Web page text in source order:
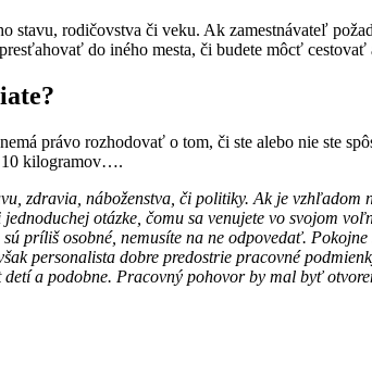
stavu, rodičovstva či veku. Ak zamestnávateľ
do iného mesta, či budete môcť
právo rozhodovať o tom, či ste alebo nie ste
10 kilogramov….
zdravia, náboženstva, či politiky. Ak je
otázke, čomu sa venujete vo svojom
príliš osobné, nemusíte na ne odpovedať.
personalista dobre predostrie pracovné
a podobne. Pracovný pohovor by mal byť